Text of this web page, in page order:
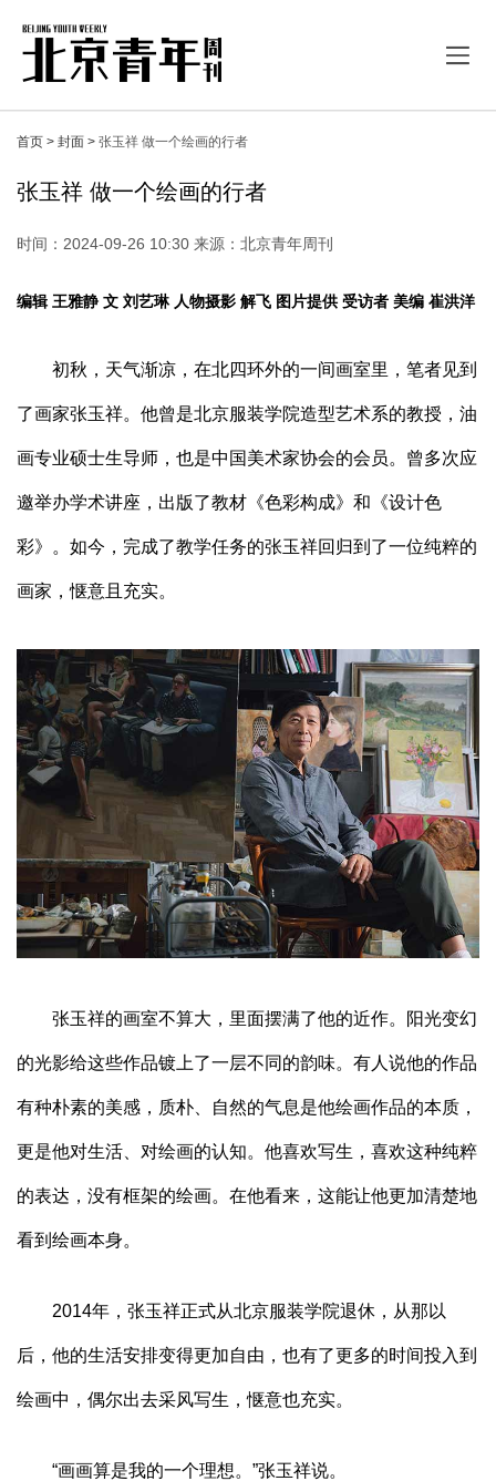
首页 > 封面 > 张玉祥 做一个绘画的行者
张玉祥 做一个绘画的行者
时间：2024-09-26 10:30 来源：北京青年周刊
编辑 王雅静 文 刘艺琳 人物摄影 解飞 图片提供受访者 美编 崔洪洋
初秋，天气渐凉，在北四环外的一间画室里，笔者见到
了画家张玉祥。他曾是北京服装学院造型艺术系的教授，油
画专业硕士生导师，也是中国美术家协会的会员。曾多次应
邀举办学术讲座，出版了教材《色彩构成》和《设计色
彩》。如今，完成了教学任务的张玉祥回归到了一位纯粹的
画家，惬意且充实。
张玉祥的画室不算大，里面摆满了他的近作。阳光变幻
的光影给这些作品镀上了一层不同的韵味。有人说他的作品
有种朴素的美感，质朴、自然的气息是他绘画作品的本质，
更是他对生活、对绘画的认知。他喜欢写生，喜欢这种纯粹
的表达，没有框架的绘画。在他看来，这能让他更加清楚地
看到绘画本身。
2014年，张玉祥正式从北京服装学院退休，从那以
后，他的生活安排变得更加自由，也有了更多的时间投入到
绘画中，偶尔出去采风写生，惬意也充实。
“画画算是我的一个理想。”张玉祥说。